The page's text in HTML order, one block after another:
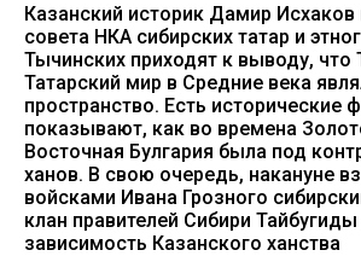
Казанский историк Дамир Исхаков
совета НКА сибирских татар и
Тычинских приходят к выводу, что
Татарский мир в Средние века
пространство. Есть исторические
показывают, как во времена
Восточная Булгария была под
ханов. В свою очередь, накануне
войсками Ивана Грозного
клан правителей Сибири
зависимость Казанского ханства